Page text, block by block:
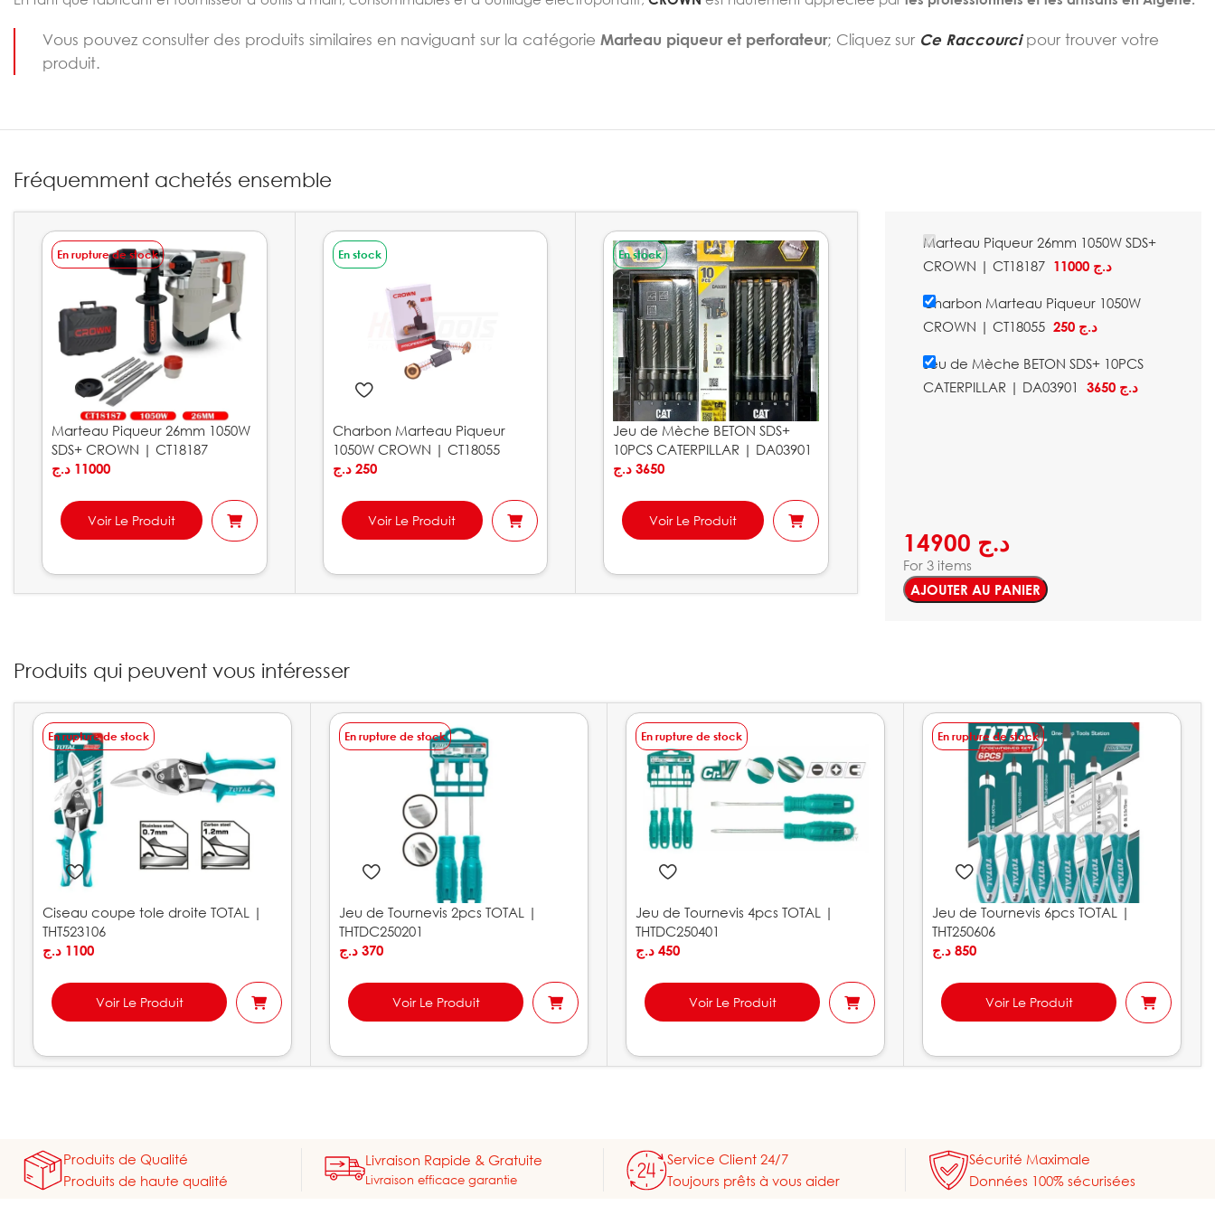
Vous pouvez consulter des produits similaires en naviguant sur la catégorie Marteau piqueur et perforateur; Cliquez sur Ce Raccourci pour trouver votre
produit.
Fréquemment achetés ensemble
En rupture de stock
Marteau Piqueur 26mm 1050W
SDS+ CROWN | CT18187
11000 د.ج
Voir Le Produit
En stock
Charbon Marteau Piqueur
1050W CROWN | CT18055
250 د.ج
Voir Le Produit
En stock
Jeu de Mèche BETON SDS+
10PCS CATERPILLAR | DA03901
3650 د.ج
Voir Le Produit
Marteau Piqueur 26mm 1050W SDS+
CROWN | CT18187 11000 د.ج
Charbon Marteau Piqueur 1050W
CROWN | CT18055 250 د.ج
Jeu de Mèche BETON SDS+ 10PCS
CATERPILLAR | DA03901
3650 د.ج
14900 د.ج
For 3 items
AJOUTER AU PANIER
Produits qui peuvent vous intéresser
En rupture de stock
Ciseau coupe tole droite TOTAL |
THT523106
1100 د.ج
Voir Le Produit
En rupture de stock
Jeu de Tournevis 2pcs TOTAL |
THTDC250201
370 د.ج
Voir Le Produit
En rupture de stock
Jeu de Tournevis 4pcs TOTAL |
THTDC250401
450 د.ج
Voir Le Produit
En rupture de stock
Jeu de Tournevis 6pcs TOTAL |
THT250606
850 د.ج
Voir Le Produit
Produits de Qualité
Produits de haute qualité
Livraison Rapide & Gratuite
Livraison efficace garantie
Service Client 24/7
Toujours prêts à vous aider
Sécurité Maximale
Données 100% sécurisées